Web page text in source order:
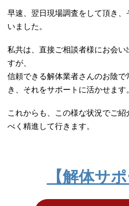
早速、翌日現場調査をして頂き、
いました。
私共は、直接ご相談者様にお会
すが、
信頼できる解体業者さんのお陰
き、それをサポートに活かせます
これからも、この様な状況でご紹
べく精進して行きます。
【解体サポ